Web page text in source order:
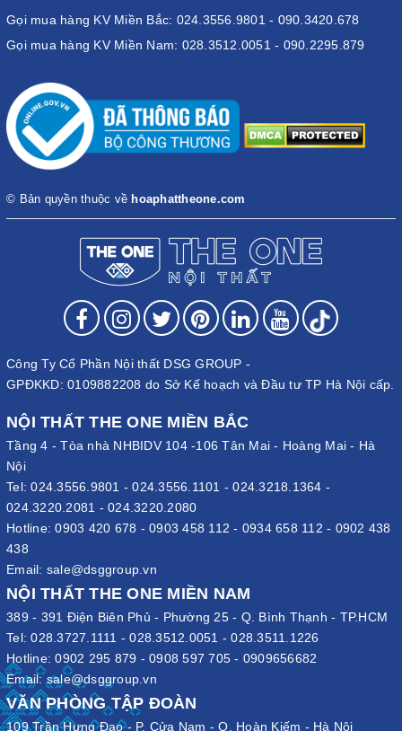
Gọi mua hàng KV Miền Bắc: 024.3556.9801 - 090.3420.678
Gọi mua hàng KV Miền Nam: 028.3512.0051 - 090.2295.879
© Bản quyền thuộc về hoaphattheone.com
Công Ty Cổ Phần Nội thất DSG GROUP -
GPĐKKD: 0109882208 do Sở Kế hoạch và Đầu tư TP Hà Nội cấp.
NỘI THẤT THE ONE MIỀN BẮC
Tầng 4 - Tòa nhà NHBIDV 104 -106 Tân Mai - Hoàng Mai - Hà
Nội
Tel:024.3556.9801 -024.3556.1101 -024.3218.1364 -
024.3220.2081 - 024.3220.2080
Hotline:0903 420 678 - 0903 458 112 - 0934 658 112 - 0902 438
438
Email: sale@dsggroup.vn
NỘI THẤT THE ONE MIỀN NAM
389 - 391 Điện Biên Phủ - Phường 25 - Q. Bình Thạnh - TP.HCM
Tel:028.3727.1111 -028.3512.0051 -028.3511.1226
Hotline:0902 295 879 - 0908 597 705 - 0909656682
Email:sale@dsggroup.vn
VĂN PHÒNG TẬP ĐOÀN
109 Trần Hưng Đạo - P. Cửa Nam - Q. Hoàn Kiếm - Hà Nội